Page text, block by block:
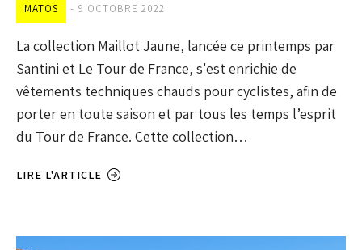
MATOS 9 OCTOBRE 2022
La collection Maillot Jaune, lancée ce printemps par
Santini et Le Tour de France, s'est enrichie de
vêtements techniques chauds pour cyclistes, afin de
porter en toute saison et par tous les temps l’esprit
du Tour de France. Cette collection…
LIRE L'ARTICLE